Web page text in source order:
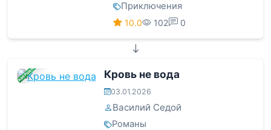
Приключения
10.0 102 0
ЗАВЕРШЕНА Кровь не вода
03.01.2026
Василий Седой
Романы